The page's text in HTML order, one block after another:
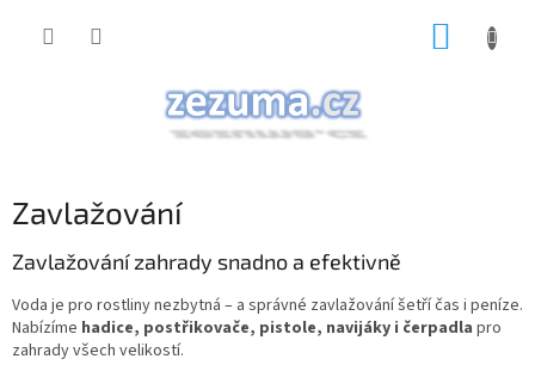
Zavlažování
Zavlažování zahrady snadno a efektivně
Voda je pro rostliny nezbytná – a správné zavlažování šetří čas i peníze.
Nabízíme hadice, postřikovače, pistole, navijáky i čerpadla pro
zahrady všech velikostí.